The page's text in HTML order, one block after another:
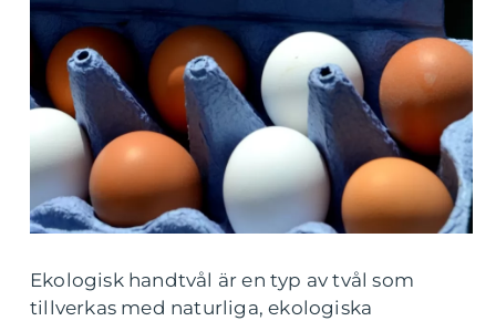
Ekologisk handtvål är en typ av tvål som
tillverkas med naturliga, ekologiska